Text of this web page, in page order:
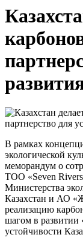
В рамках
экологической
меморандум о
ТОО «Seven
Министерства
Казахстан и АО
реализацию
шагом в развитии
устойчивости